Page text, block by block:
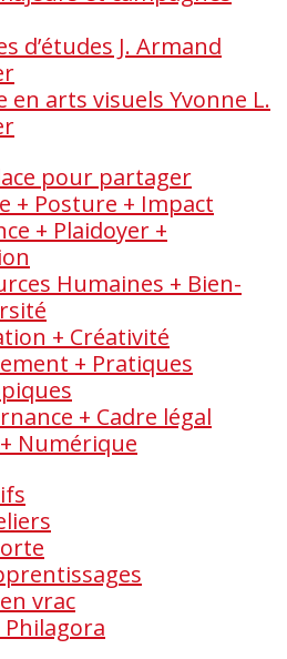
d’études J. Armand
en arts visuels Yvonne L.
pour partager
+ Posture + Impact
+ Plaidoyer +
Humaines + Bien-
+ Créativité
+ Pratiques
+ Cadre légal
Numérique
vrac
Philagora